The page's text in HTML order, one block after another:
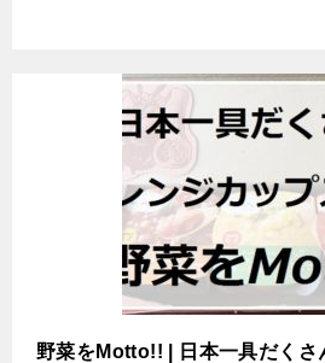
野菜をMotto!! | 日本一具だくさ